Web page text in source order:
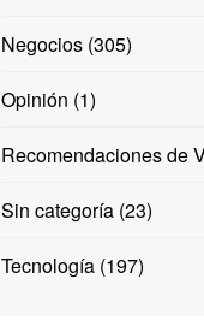
Negocios(305)
Opinión (1)
Recomendaciones de
Sin categoría(23)
Tecnología(197)